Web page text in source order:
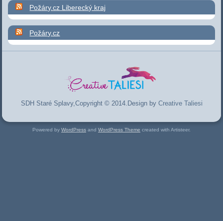
Požáry.cz Liberecký kraj
Požáry.cz
SDH Staré Splavy,Copyright © 2014.Design by Creative Taliesi
Powered by WordPress and WordPress Theme created with Artisteer.